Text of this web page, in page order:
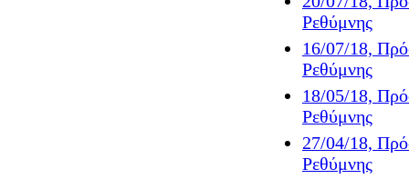
Ρεθύμνης
16/07/18,
Ρεθύμνης
18/05/18,
Ρεθύμνης
27/04/18,
Ρεθύμνης